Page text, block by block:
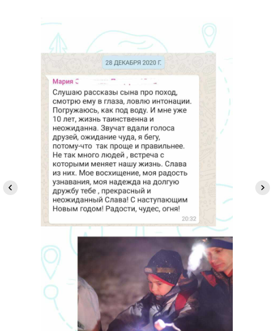
Подписывайтесь!
Рассказываем про развитие детей
через походы, делимся кейсами из
нашей работы, рассуждаем на
сложные темы воспитания детей. Все,
Заходите и подписывайтесь, чтобы
не пропустить!
Смотреть в VK
Перейти в tg
Все анонсы походов публикуем в
наших каналах.